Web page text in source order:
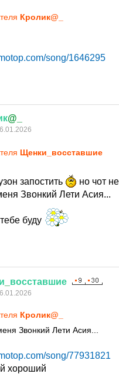
Кролик@_
song/1646295
@_
Щенки_восставшие
запостить
но чот
Звонкий Лети Асия...
буду
восставшие
Кролик@_
Звонкий Лети Асия...
song/77931821
хороший